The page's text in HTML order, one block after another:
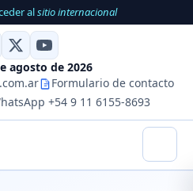
alsitio internacional
agosto de 2026
Formulario de contacto
+54 9 11 6155-8693